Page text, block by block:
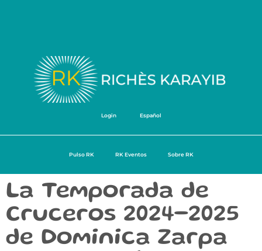
Login Español
Pulso RK RK Eventos Sobre RK
La Temporada de
Cruceros 2024-2025
de Dominica Zarpa